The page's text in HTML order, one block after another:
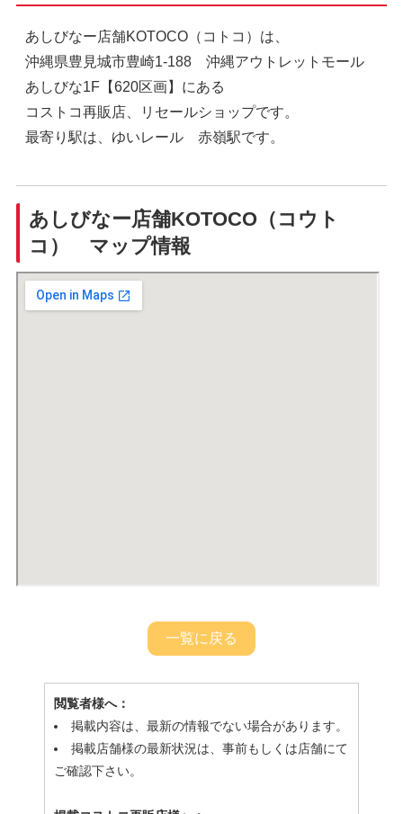
あしびなー店舗KOTOCO（コトコ）は、
沖縄県豊見城市豊崎1-188 沖縄アウトレットモール
あしびな1F【620区画】にある
コストコ再販店、リセールショップです。
最寄り駅は、ゆいレール 赤嶺駅です。
あしびなー店舗KOTOCO（コウト
コ） マップ情報
一覧に戻る
閲覧者様へ：
掲載内容は、最新の情報でない場合があります。
掲載店舗様の最新状況は、事前もしくは店舗にて
ご確認下さい。